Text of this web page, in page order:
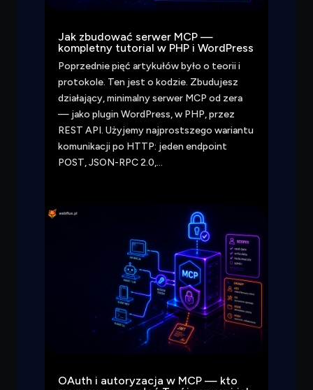
Jak zbudować serwer MCP —
kompletny tutorial w PHP i WordPress
Poprzednie pięć artykułów było o teorii i
protokole. Ten jest o kodzie. Zbudujesz
działający, minimalny serwer MCP od zera
— jako plugin WordPress, w PHP, przez
REST API. Użyjemy najprostszego wariantu
komunikacji po HTTP: jeden endpoint
POST, JSON-RPC 2.0,…
OAuth i autoryzacja w MCP — kto